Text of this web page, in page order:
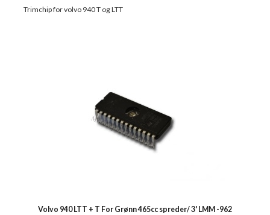
Trimchip for volvo 940 T og LTT
Volvo 940 LTT + T For Grønn 465cc spreder/ 3' LMM -962